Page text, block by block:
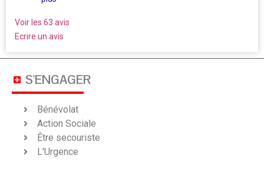
Voir les 63 avis
Ecrire un avis
S'ENGAGER
Bénévolat
Action Sociale
Être secouriste
L'Urgence